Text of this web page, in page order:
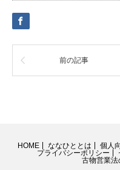
前の記事
HOME ななひととは 個人
プライバシーポリシー
古物営業